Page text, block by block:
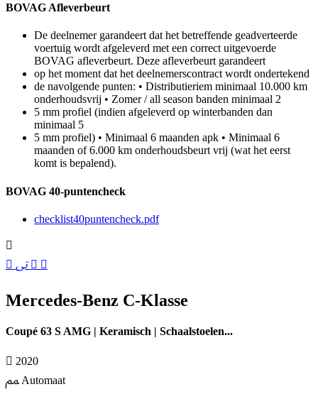
BOVAG Afleverbeurt
De deelnemer garandeert dat het betreffende geadverteerde
voertuig wordt afgeleverd met een correct uitgevoerde
BOVAG afleverbeurt. Deze afleverbeurt garandeert
op het moment dat het deelnemerscontract wordt ondertekend
de navolgende punten: • Distributieriem minimaal 10.000 km
onderhoudsvrij • Zomer / all season banden minimaal 2
5 mm profiel (indien afgeleverd op winterbanden dan
minimaal 5
5 mm profiel) • Minimaal 6 maanden apk • Minimaal 6
maanden of 6.000 km onderhoudsbeurt vrij (wat het eerst
komt is bepalend).
BOVAG 40-puntencheck
checklist40puntencheck.pdf
Mercedes-Benz C-Klasse
Coupé 63 S AMG | Keramisch | Schaalstoelen...
2020
Automaat